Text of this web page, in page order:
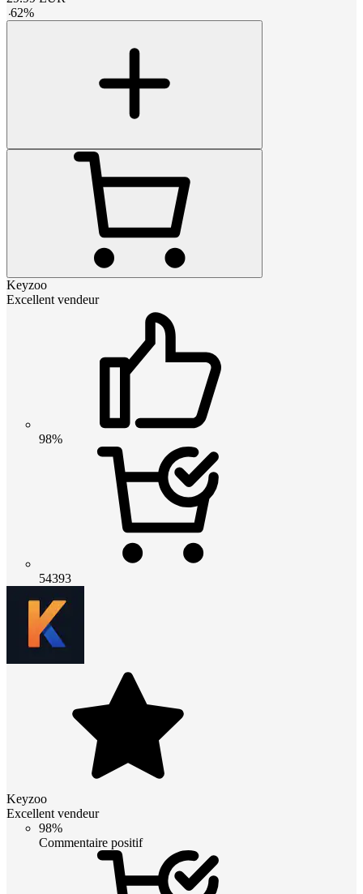
-62%
Keyzoo
Excellent vendeur
98%
54393
Keyzoo
Excellent vendeur
98%
Commentaire positif